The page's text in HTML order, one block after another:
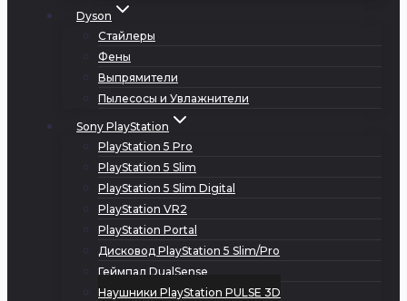
Dyson
Стайлеры
Фены
Выпрямители
Пылесосы и Увлажнители
Sony PlayStation
PlayStation 5 Pro
PlayStation 5 Slim
PlayStation 5 Slim Digital
PlayStation VR2
PlayStation Portal
Дисковод PlayStation 5 Slim/Pro
Геймпад DualSense
Наушники PlayStation PULSE 3D